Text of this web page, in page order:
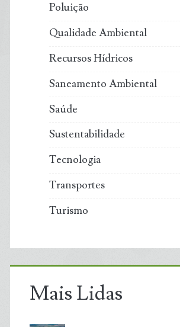
Poluição
Qualidade Ambiental
Recursos Hídricos
Saneamento Ambiental
Saúde
Sustentabilidade
Tecnologia
Transportes
Turismo
Mais Lidas